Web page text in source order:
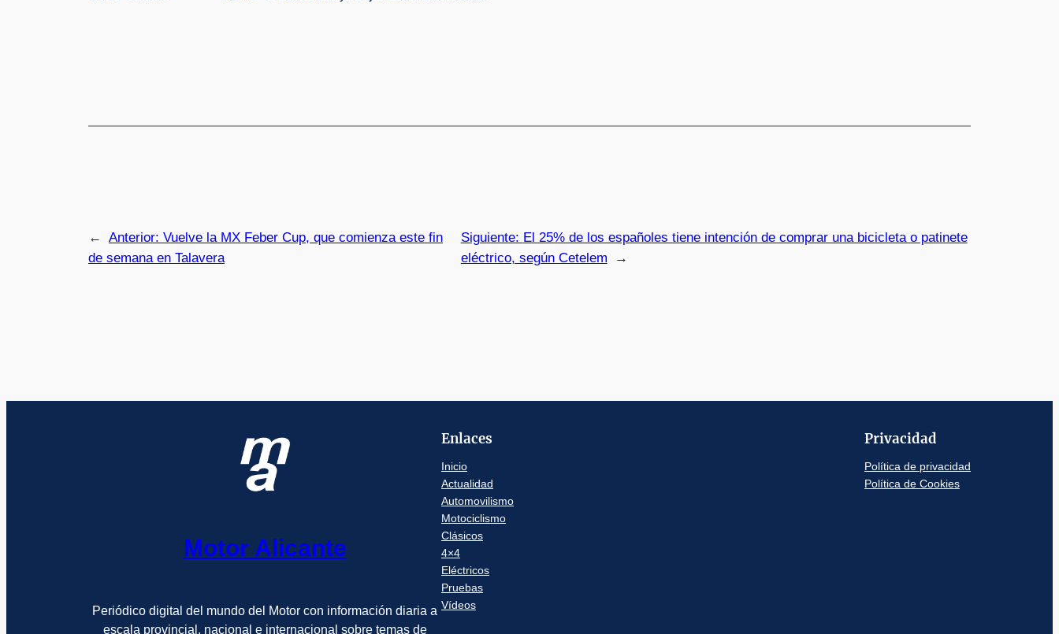
← Anterior: Vuelve la MX Feber Cup, que comienza este fin
de semana en Talavera
Siguiente: El 25% de los españoles tiene intención de comprar una bicicleta o patinete
eléctrico, según Cetelem
→
Motor Alicante
Periódico digital del mundo del Motor con información diaria a
escala provincial, nacional e internacional sobre temas de
Enlaces
Inicio
Actualidad
Automovilismo
Motociclismo
Clásicos
4×4
Eléctricos
Pruebas
Vídeos
Privacidad
Política de privacidad
Política de Cookies